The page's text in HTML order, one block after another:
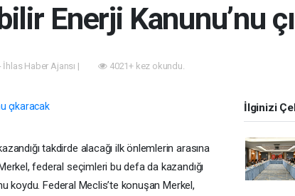
Enerji Kanunu’nu
İhlas Haber Ajansı | 4021+ kez okundu.
takdirde alacağı ilk önlemlerin arasına
federal seçimleri bu defa da kazandığı
koydu. Federal Meclis’te konuşan Merkel,
İlginizi